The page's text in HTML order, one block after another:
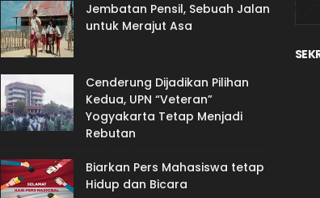
Jembatan Pensil, Sebuah Jalan
untuk Merajut Asa
Cenderung Dijadikan Pilihan
Kedua, UPN “Veteran”
Yogyakarta Tetap Menjadi
Rebutan
Biarkan Pers Mahasiswa tetap
Hidup dan Bicara